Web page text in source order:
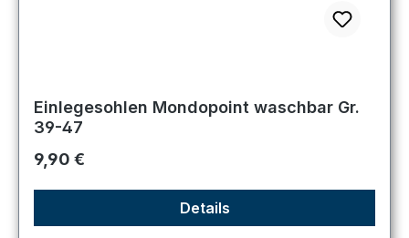
Einlegesohlen Mondopoint waschbar Gr.
39-47
Regulärer Preis:
9,90 €
Details